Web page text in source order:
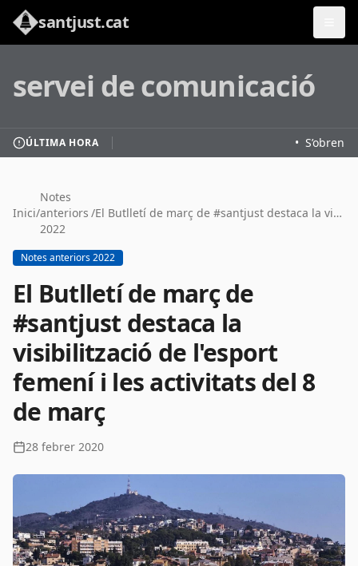
santjust.cat
servei de comunicació
ÚLTIMA HORA S’obren
Inici/
Notes
anteriors
2022
/ El Butlletí de març de #santjust destaca la visibilització de l'esport femení i les activitats del 8 de març
Notes anteriors 2022
El Butlletí de març de
#santjust destaca la
visibilització de l'esport
femení i les activitats del 8
de març
28 febrer 2020